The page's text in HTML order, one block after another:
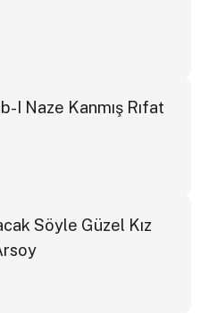
I Naze Kanmış Rıfat
Söyle Güzel Kız